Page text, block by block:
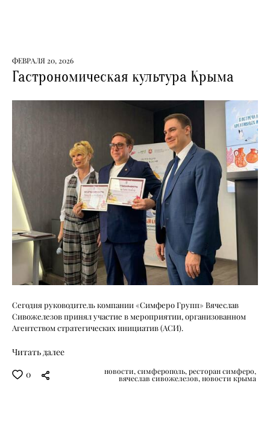
ФЕВРАЛЯ 20, 2026
Гастрономическая культура Крыма
Сегодня руководитель компании «Симферо Групп» Вячеслав
Сивожелезов принял участие в мероприятии, организованном
Агентством стратегических инициатив (АСИ).
Читать далее
0 новости, симферополь, ресторан симферо,
вячеслав сивожелезов, новости крыма